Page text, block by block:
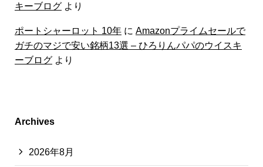
キーブログより
ポートシャーロット 10年に Amazonプライムセールで
ガチのマジで安い銘柄13選 – ひろりんパパのウイスキ
ーブログより
Archives
2026年8月